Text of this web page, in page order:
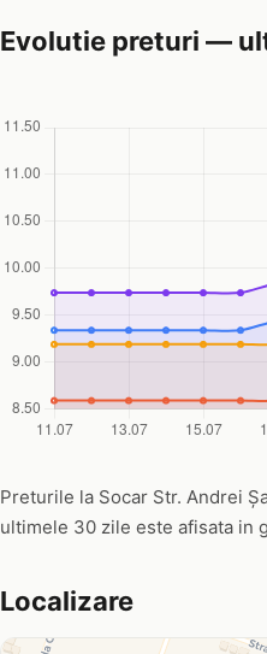
Evolutie preturi —
Preturile la Socar Str. Andrei
ultimele 30 zile este afisata in
Localizare